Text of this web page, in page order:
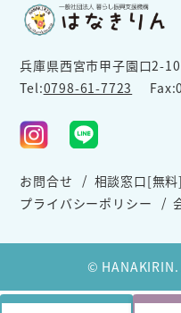
兵庫県西宮市甲子園口2-
Tel:0798-61-7723
お問合せ 相談窓口[無料]
プライバシーポリシー
©